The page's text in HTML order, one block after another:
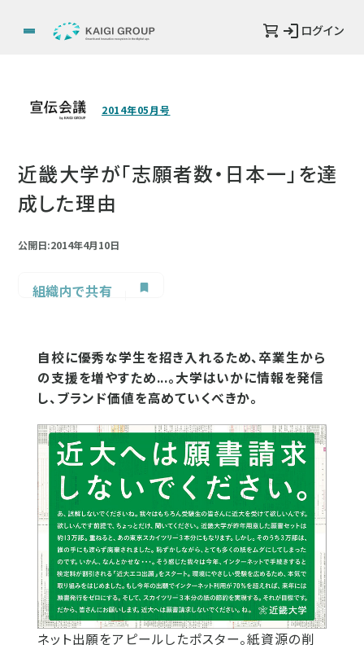
ログイン
2014年05月号
近畿大学が「志願者数・日本一」を達
成した理由
公開日:2014年4月10日
組織内で共有
自校に優秀な学生を招き入れるため、卒業生から
の支援を増やすため...。大学はいかに情報を発信
し、ブランド価値を高めていくべきか。
ネット出願をアピールしたポスター。紙資源の削